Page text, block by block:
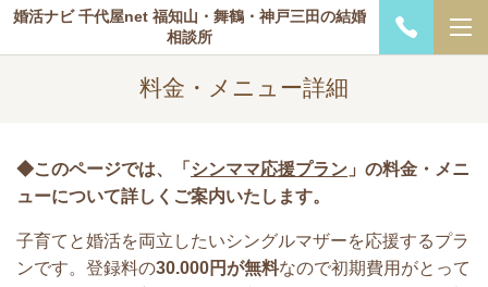
婚活ナビ 千代屋net 福知山・舞鶴・神戸三田の結婚
相談所
料金・メニュー詳細
◆このページでは、「 シンママ応援プラン 」の料金・メニ
ューについて詳しくご案内いたします。
子育てと婚活を両立したいシングルマザーを応援するプラ
ンです。登録料の30.000円が無料なので初期費用がとって